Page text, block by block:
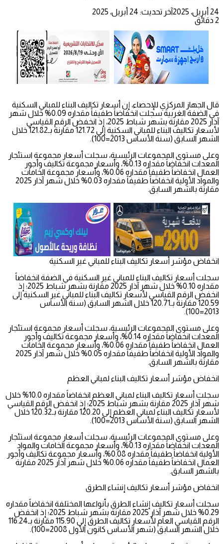
24 أبريل، 2025
آخر تحديث: 24 أبريل، 2025
2 دقائق
قال الجهاز المركزي للإحصاء، إن أسعار تكاليف البناء للمباني السكنية
في الضفة الغربية سجلت انخفاضاً طفيفاً مقداره 0.09% خلال شهر
آذار 2025 مقارنة بشهر شباط 2025، إذ انخفض الرقم القياسي
لأسعار تكاليف البناء للمباني السكنية إلى 121.72 مقارنة بـ121.82 خلال
الشهر السابق (سنة الأساس 2013=100).
وعلى مستوى المجموعات الرئيسية، سجلت أسعار مجموعة استئجار
المعدات انخفاضاً مقداره 0.13%، وأسعار مجموعة تكاليف وأجور
العمال انخفاضاً طفيفاً مقداره 0.06%، وأسعار مجموعة الخامات
والمواد الأولية انخفاضاً طفيفاً مقداره 0.03% خلال شهر آذار 2025
مقارنة بالشهر السابق.
انخفاض مؤشر أسعار تكاليف البناء للمباني غير السكنية
سجلت أسعار تكاليف البناء للمباني غير السكنية في الضفة انخفاضاً
مقداره 0.10% خلال شهر آذار 2025 مقارنة بشهر شباط 2025؛ إذ
انخفض الرقم القياسي لأسعار تكاليف البناء للمباني غير السكنية إلى
120.59 مقارنة بـ120.71 خلال الشهر السابق (سنة الأساس
2013=100).
وعلى مستوى المجموعات الرئيسية، سجلت أسعار مجموعة استئجار
المعدات انخفاضاً مقداره 0.14%، وأسعار مجموعة تكاليف وأجور
العمال انخفاضاً طفيفاً مقداره 0.06%، وأسعار مجموعة الخامات
والمواد الأولية انخفاضاً طفيفاً مقداره 0.05% خلال شهر آذار 2025
مقارنة بالشهر السابق.
انخفاض مؤشر أسعار تكاليف البناء لمباني العظم
سجلت أسعار تكاليف البناء لمباني العظم انخفاضاً مقداره 10.0% خلال
شهر آذار 2025 مقارنة بشهر شباط 2025؛ إذ انخفض الرقم القياسي
لأسعار تكاليف البناء لمباني العظم إلى 120.20 مقارنة بـ120.32 خلال
الشهر السابق (سنة الأساس 2013=100).
وعلى مستوى المجموعات الرئيسية، سجلت أسعار مجموعة استئجار
المعدات انخفاضاً مقداره 0.13%، وأسعار مجموعة الخامات والمواد
الأولية انخفاضاً طفيفاً مقداره 0.08%، وأسعار مجموعة تكاليف وأجور
العمال انخفاضاً طفيفاً مقداره 0.06% خلال شهر آذار 2025 مقارنة
بالشهر السابق.
انخفاض مؤشر أسعار تكاليف إنشاء الطرق
سجلت أسعار تكاليف إنشاء الطرق بأنواعها المختلفة انخفاضاً مقداره
0.29% خلال شهر آذار 2025 مقارنة بشهر شباط 2025؛ إذ انخفض
الرقم القياسي العام لأسعار تكاليف الطرق إلى 115.90 مقارنة بـ116.24
خلال الشهر السابق (شهر الأساس كانون الأول 2008=100).